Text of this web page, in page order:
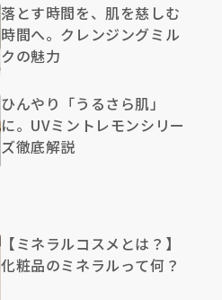
落とす時間を、肌を慈しむ
時間へ。クレンジングミル
クの魅力
ひんやり「うるさら肌」
に。UVミントレモンシリー
ズ徹底解説
【ミネラルコスメとは？】
化粧品のミネラルって何？